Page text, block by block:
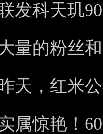
发科天玑
量的粉丝
天，红米
属惊艳！